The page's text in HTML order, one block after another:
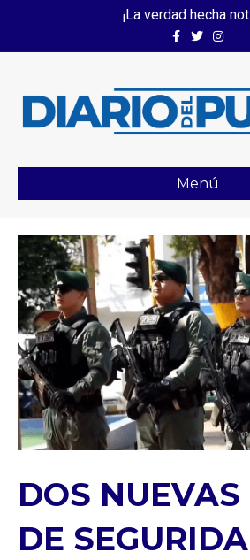
¡La verdad hecha
FacebookTwitterInstagram
Menú
DOS
DE